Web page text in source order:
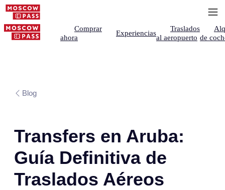
Comprar
ahora
Experiencias
Traslados
al aeropuerto de
Blog
Transfers en Aruba:
Guía Definitiva de
Traslados Aéreos